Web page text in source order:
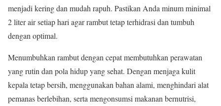
menjadi kering dan mudah rapuh. Pastikan Anda minum minimal
2 liter air setiap hari agar rambut tetap terhidrasi dan tumbuh
dengan optimal.
Menumbuhkan rambut dengan cepat membutuhkan perawatan
yang rutin dan pola hidup yang sehat. Dengan menjaga kulit
kepala tetap bersih, menggunakan bahan alami, menghindari alat
pemanas berlebihan, serta mengonsumsi makanan bernutrisi,